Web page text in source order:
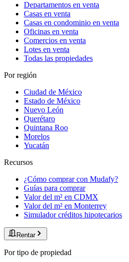
Departamentos en venta
Casas en venta
Casas en condominio en venta
Oficinas en venta
Comercios en venta
Lotes en venta
Todas las propiedades
Por región
Ciudad de México
Estado de México
Nuevo León
Querétaro
Quintana Roo
Morelos
Yucatán
Recursos
¿Cómo comprar con Mudafy?
Guías para comprar
Valor del m² en CDMX
Valor del m² en Monterrey
Simulador créditos hipotecarios
Rentar
Por tipo de propiedad